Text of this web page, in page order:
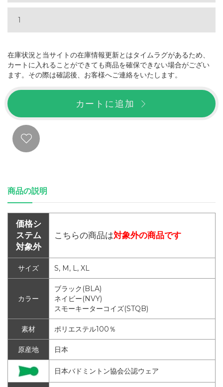
在庫状況と当サイトの在庫情報更新とはタイムラグがあるため、
カートに入れることができても商品を確保できない場合がござい
ます。その際は確認後、お客様へご連絡をいたします。
カートに追加
商品の説明
価格シ
ステム
対象外
こちらの商品は対象外の商品です
サイズ S, M, L, XL
カラー
ブラック(BLA)
ネイビー(NVY)
スモーキーターコイズ(STQB)
素材 ポリエステル100％
原産地 日本
日本バドミントン協会公認ウェア